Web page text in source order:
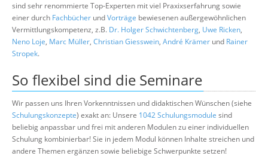
sind sehr renommierte Top-Experten mit viel Praxixserfahrung sowie
einer durch Fachbücher undVorträge bewiesenen außergewöhnlichen
Vermittlungskompetenz, z.B. Dr. Holger Schwichtenberg, Uwe Ricken,
Neno Loje, Marc Müller, Christian Giesswein, André Krämer und Rainer
Stropek.
So flexibel sind die Seminare
Wir passen uns Ihren Vorkenntnissen und didaktischen Wünschen (siehe
Schulungskonzepte) exakt an: Unsere 1042 Schulungsmodule sind
beliebig anpassbar und frei mit anderen Modulen zu einer individuellen
Schulung kombinierbar! Sie in jedem Modul können Inhalte streichen und
andere Themen ergänzen sowie beliebige Schwerpunkte setzen!